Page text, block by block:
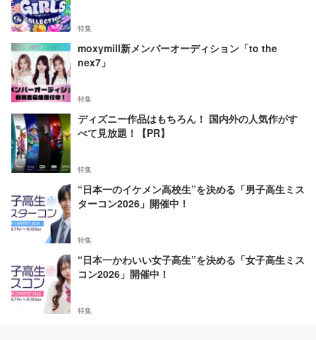
特集
moxymill新メンバーオーディション「to the
nex7」
特集
ディズニー作品はもちろん！ 国内外の人気作がす
べて見放題！【PR】
特集
“日本一のイケメン高校生”を決める「男子高生ミス
ターコン2026」開催中！
特集
“日本一かわいい女子高生”を決める「女子高生ミス
コン2026」開催中！
特集